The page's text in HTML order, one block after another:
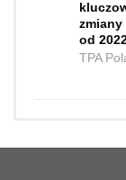
zmiany
od
TPA